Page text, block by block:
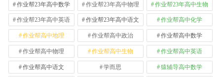
作业帮23年高中数学 作业帮23年高中物理 作业帮23年高中生物
作业帮23年高中英语 作业帮23年高中语文 作业帮高中化学
作业帮高中地理 作业帮高中政治 作业帮高中数学
作业帮高中物理 作业帮高中生物 作业帮高中英语
作业帮高中语文 学而思 猿辅导高中数学